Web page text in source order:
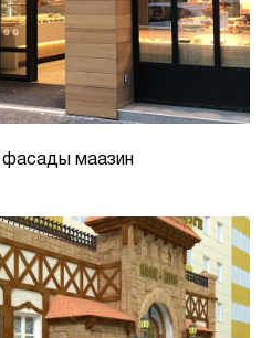
фасады маазин